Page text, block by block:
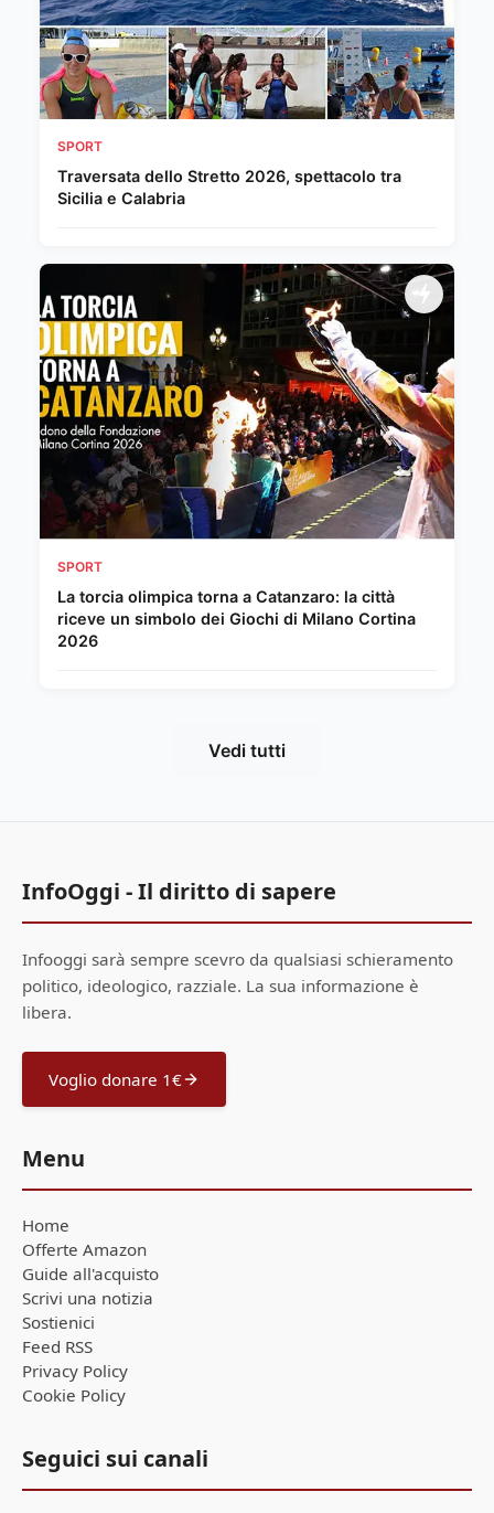
SPORT
Traversata dello Stretto 2026, spettacolo tra
Sicilia e Calabria
SPORT
La torcia olimpica torna a Catanzaro: la città
riceve un simbolo dei Giochi di Milano Cortina
2026
Vedi tutti
InfoOggi - Il diritto di sapere
Infooggi sarà sempre scevro da qualsiasi schieramento
politico, ideologico, razziale. La sua informazione è
libera.
Voglio donare 1€
Menu
Home
Offerte Amazon
Guide all'acquisto
Scrivi una notizia
Sostienici
Feed RSS
Privacy Policy
Cookie Policy
Seguici sui canali